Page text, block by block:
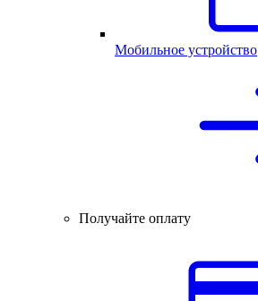
Мобильное устройство
Получайте оплату